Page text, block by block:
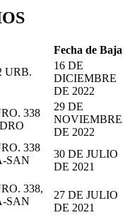
Fecha de Baja
URB.
16 DE
DICIEMBRE
DE 2022
338
29 DE
NOVIEMBRE
DE 2022
338
SAN
30 DE JULIO
DE 2021
338,
SAN
27 DE JULIO
DE 2021